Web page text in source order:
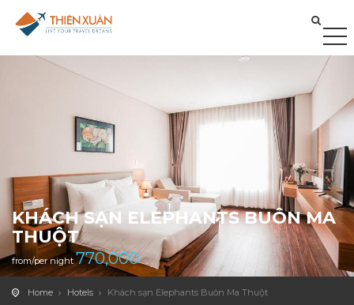
KHÁCH SẠN ELEPHANTS BUÔN MA
THUỘT
from/per night770,000
Home Hotels Khách sạn Elephants Buôn Ma Thuột